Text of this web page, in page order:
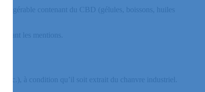
ingérable contenant du CBD (gélules, boissons, huiles
les mentions.
etc.), à condition qu’il soit extrait du chanvre industriel.